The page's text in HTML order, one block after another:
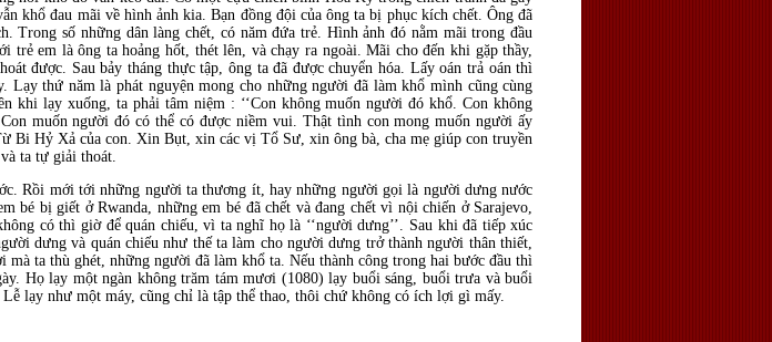
khổ đau mãi về hình ảnh kia. Bạn đồng đội của ông ta bị phục kích chết. Ông đã
Trong số những dân làng chết, có năm đứa trẻ. Hình ảnh đó nằm mãi trong đầu
em là ông ta hoảng hốt, thét lên, và chạy ra ngoài. Mãi cho đến khi gặp thầy,
được. Sau bảy tháng thực tập, ông ta đã được chuyển hóa. Lấy oán trả oán thì
thứ năm là phát nguyện mong cho những người đã làm khổ mình cũng cùng
lạy xuống, ta phải tâm niệm : ‘‘Con không muốn người đó khổ. Con không
muốn người đó có thể có được niềm vui. Thật tình con mong muốn người ấy
Bi Hỷ Xả của con. Xin Bụt, xin các vị Tổ Sư, xin ông bà, cha mẹ giúp con truyền
ta tự giải thoát.
Rồi mới tới những người ta thương ít, hay những người gọi là người dưng nước
bị giết ở Rwanda, những em bé đã chết và đang chết vì nội chiến ở Sarajevo,
có thì giờ để quán chiếu, vì ta nghĩ họ là ‘‘người dưng’’. Sau khi đã tiếp xúc
dưng và quán chiếu như thế ta làm cho người dưng trở thành người thân thiết,
ta thù ghét, những người đã làm khổ ta. Nếu thành công trong hai bước đầu thì
Họ lạy một ngàn không trăm tám mươi (1080) lạy buổi sáng, buổi trưa và buổi
lạy như một máy, cũng chỉ là tập thể thao, thôi chứ không có ích lợi gì mấy.